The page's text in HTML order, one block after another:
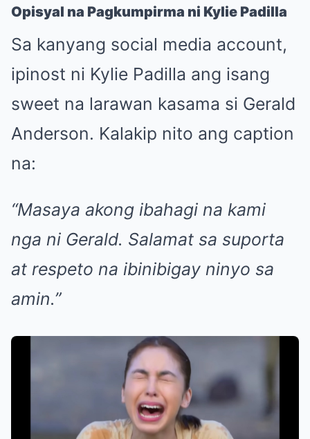
Opisyal na Pagkumpirma ni Kylie Padilla
Sa kanyang social media account,
ipinost ni Kylie Padilla ang isang
sweet na larawan kasama si Gerald
Anderson. Kalakip nito ang caption
na:
“Masaya akong ibahagi na kami
nga ni Gerald. Salamat sa suporta
at respeto na ibinibigay ninyo sa
amin.”